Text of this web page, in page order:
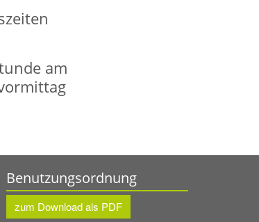
am
Benutzungsordnung
zum Download als PDF